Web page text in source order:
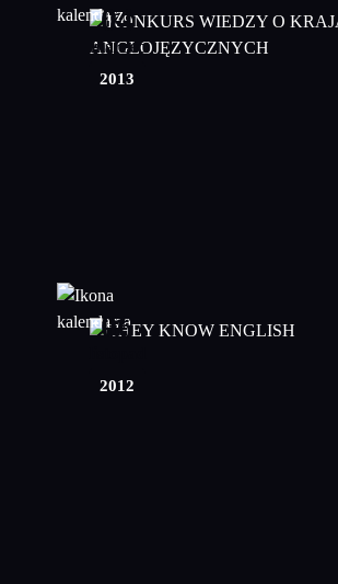
04
marzec
2013
06
2012